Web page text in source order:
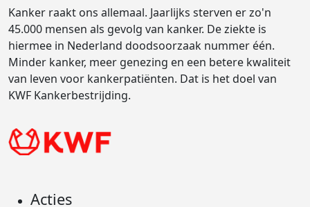
Kanker raakt ons allemaal. Jaarlijks sterven er zo'n
45.000 mensen als gevolg van kanker. De ziekte is
hiermee in Nederland doodsoorzaak nummer één.
Minder kanker, meer genezing en een betere kwaliteit
van leven voor kankerpatiënten. Dat is het doel van
KWF Kankerbestrijding.
Acties